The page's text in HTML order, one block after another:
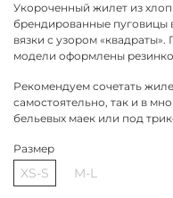
Укороченный жилет из
брендированные пуговицы
вязки с узором
модели оформлены
Рекомендуем сочетать
самостоятельно, так и в
бельевых маек или под
Размер
XS-S M-L